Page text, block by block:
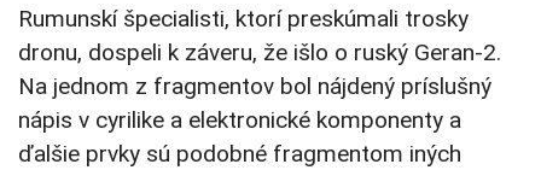
Rumunskí špecialisti, ktorí preskúmali trosky
dronu, dospeli k záveru, že išlo o ruský Geran-2.
Na jednom z fragmentov bol nájdený príslušný
nápis v cyrilike a elektronické komponenty a
ďalšie prvky sú podobné fragmentom iných